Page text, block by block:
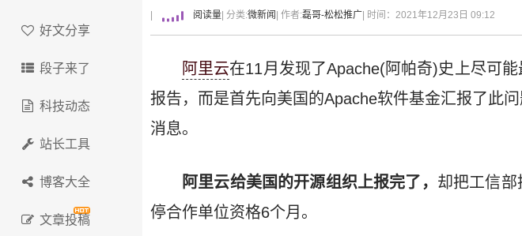
好文分享
段子来了
科技动态
站长工具
博客大全
文章投稿
阅读量 | 分类:微新闻 | 作者:磊哥-松松推广 | 时间：2021年12月23日 09:12
阿里云在11月发现了Apache(阿帕奇)史上尽可
报告，而是首先向美国的Apache软件基金汇报了此
消息。
阿里云给美国的开源组织上报完了， 却把工信
停合作单位资格6个月。